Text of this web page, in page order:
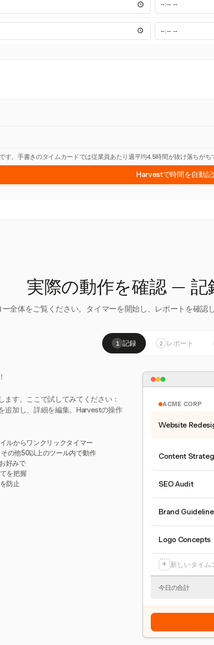
す。手書きのタイムカードでは従業員あたり週平均4.5時間が抜け落ちがち
Harvestで時間を自動
実際の動作を確認 — 記
ー全体をご覧ください。タイマーを開始し、レポートを確認
1 記録 2 レポート
ます。ここで試してみてください：
追加し、詳細を編集。Harvestの操作
ルからワンクリックタイマー
の他50以上のツール内で動作
好みで
を把握
防止
ACME CORP
Website
Content
SEO Audit
Brand
Logo Concepts
+ 新しいタイム
今日の合計